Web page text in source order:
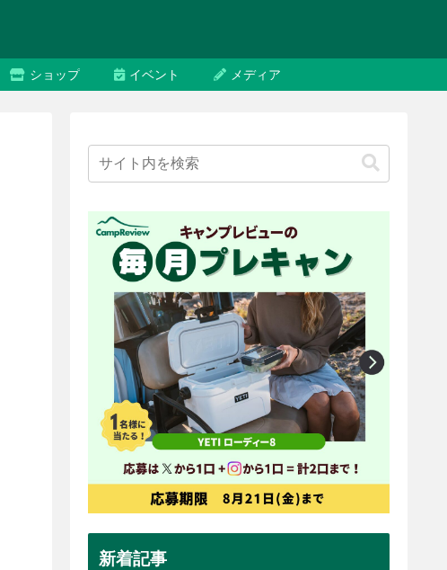
ショップ イベント メディア
新着記事